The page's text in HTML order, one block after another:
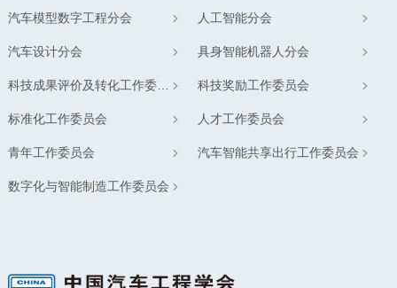
汽车模型数字工程分会 人工智能分会
汽车设计分会 具身智能机器人分会
科技成果评价及转化工作委员会 科技奖励工作委员会
标准化工作委员会 人才工作委员会
青年工作委员会 汽车智能共享出行工作委员会
数字化与智能制造工作委员会